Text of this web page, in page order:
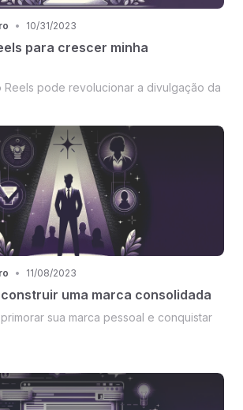
• 10/31/2023
para crescer minha
Reels pode revolucionar a divulgação da
• 11/08/2023
uma marca consolidada
sua marca pessoal e conquistar